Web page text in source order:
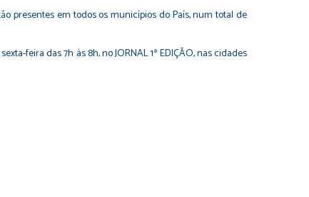
presentes em todos os municípios do País, num total de
feira das 7h às 8h, no JORNAL 1ª EDIÇÃO, nas cidades